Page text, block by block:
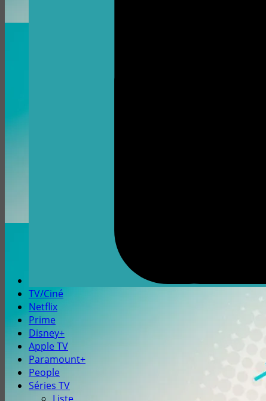
TV/Ciné
Netflix
Prime
Disney+
Apple TV
Paramount+
People
Séries TV